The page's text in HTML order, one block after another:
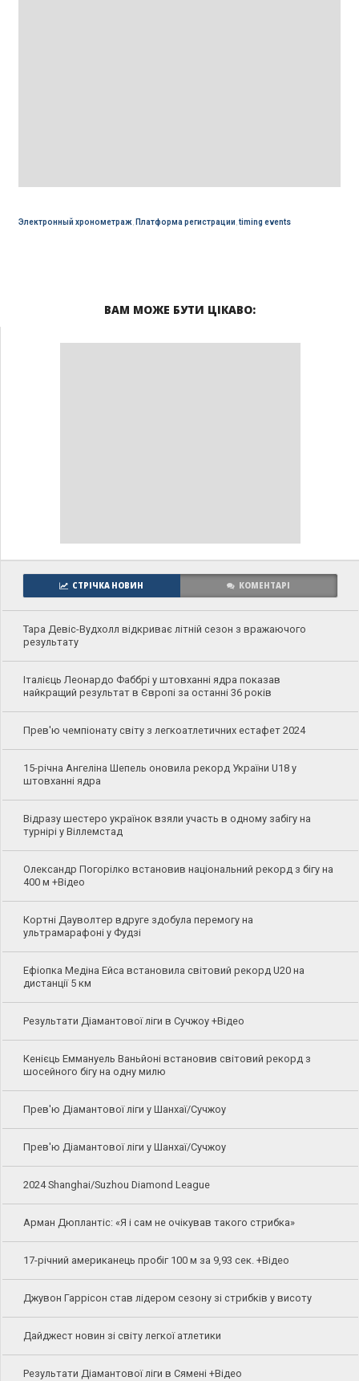
Электронный хронометраж, Платформа регистрации timing events
ВАМ МОЖЕ БУТИ ЦІКАВО:
СТРІЧКА НОВИН КОМЕНТАРІ
Тара Девіс-Вудхолл відкриває літній сезон з вражаючого
результату
Італієць Леонардо Фаббрі у штовханні ядра показав
найкращий результат в Європі за останні 36 років
Прев'ю чемпіонату світу з легкоатлетичних естафет 2024
15-річна Ангеліна Шепель оновила рекорд України U18 у
штовханні ядра
Відразу шестеро українок взяли участь в одному забігу на
турнірі у Віллемстад
Олександр Погорілко встановив національний рекорд з бігу на
400 м +Відео
Кортні Дауволтер вдруге здобула перемогу на
ультрамарафоні у Фудзі
Ефіопка Медіна Ейса встановила світовий рекорд U20 на
дистанції 5 км
Результати Діамантової ліги в Сучжоу +Відео
Кенієць Еммануель Ваньйоні встановив світовий рекорд з
шосейного бігу на одну милю
Прев'ю Діамантової ліги у Шанхаї/Сучжоу
Прев'ю Діамантової ліги у Шанхаї/Сучжоу
2024 Shanghai/Suzhou Diamond League
Арман Дюплантіс: «Я і сам не очікував такого стрибка»
17-річний американець пробіг 100 м за 9,93 сек. +Відео
Джувон Гаррісон став лідером сезону зі стрибків у висоту
Дайджест новин зі світу легкої атлетики
Результати Діамантової ліги в Сямені +Відео